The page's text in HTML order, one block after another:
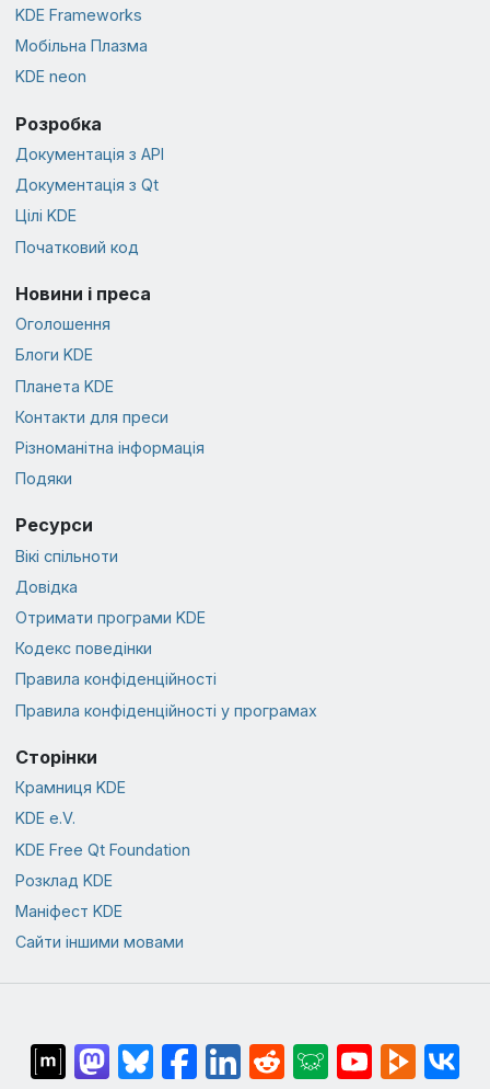
KDE Frameworks
Мобільна Плазма
KDE neon
Розробка
Документація з API
Документація з Qt
Цілі KDE
Початковий код
Новини і преса
Оголошення
Блоги KDE
Планета KDE
Контакти для преси
Різноманітна інформація
Подяки
Ресурси
Вікі спільноти
Довідка
Отримати програми KDE
Кодекс поведінки
Правила конфіденційності
Правила конфіденційності у програмах
Сторінки
Крамниця KDE
KDE e.V.
KDE Free Qt Foundation
Розклад KDE
Маніфест KDE
Сайти іншими мовами